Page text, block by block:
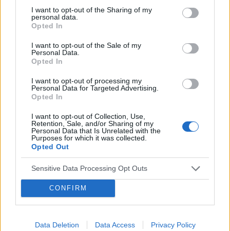
I want to opt-out of the Sharing of my
personal data.
Opted In
I want to opt-out of the Sale of my
Personal Data.
Opted In
I want to opt-out of processing my
Personal Data for Targeted Advertising.
Opted In
I want to opt-out of Collection, Use,
Retention, Sale, and/or Sharing of my
Personal Data that Is Unrelated with the
Purposes for which it was collected.
Opted Out
Sensitive Data Processing Opt Outs
CONFIRM
Data Deletion Data Access Privacy Policy
Dodaj zdjęcie:
WYBIERZ PLIK
Dopuszczalne formaty pliku graficznego: jpg, jpeg , png.
Wyświetl podpis
Wysyłaj powiadomienia o odpowiedzi
WYŚLIJ